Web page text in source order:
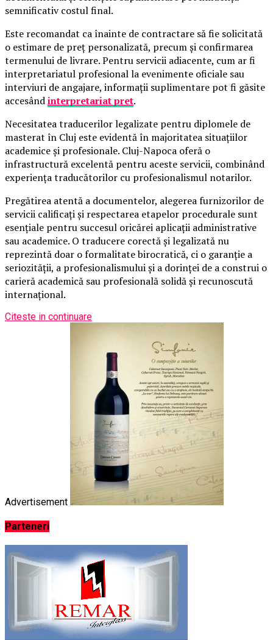
semnificativ costul final.
Este recomandat ca înainte de contractare să fie solicitată
o estimare de preț personalizată, precum și confirmarea
termenului de livrare. Pentru servicii adiacente, cum ar fi
interpretariatul profesional la evenimente oficiale sau
interviuri de angajare, informații suplimentare pot fi găsite
accesândinterpretariat pret.
Necesitatea traducerilor legalizate pentru diplomele de
masterat în Cluj este evidentă în majoritatea situațiilor
academice și profesionale. Cluj-Napoca oferă o
infrastructură excelentă pentru aceste servicii, combinând
experiența traducătorilor cu profesionalismul notarilor.
Pregătirea atentă a documentelor, alegerea furnizorilor de
servicii calificați și respectarea etapelor procedurale sunt
esențiale pentru succesul oricărei aplicații administrative
sau academice. O traducere corectă și legalizată nu
reprezintă doar o formalitate birocratică, ci o garanție a
seriozității, a profesionalismului și a dorinței de a construi o
carieră academică sau profesională solidă și recunoscută
internațional.
Citeste in continuare
Advertisement
Parteneri